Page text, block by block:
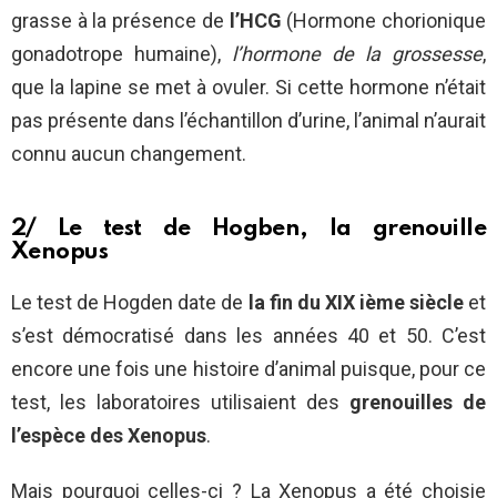
grasse à la présence de l’HCG (Hormone chorionique
gonadotrope humaine), l’hormone de la grossesse,
que la lapine se met à ovuler. Si cette hormone n’était
pas présente dans l’échantillon d’urine, l’animal n’aurait
connu aucun changement.
2/ Le test de Hogben, la grenouille
Xenopus
Le test de Hogden date de la fin du XIX ième siècleet
s’est démocratisé dans les années 40 et 50. C’est
encore une fois une histoire d’animal puisque, pour ce
test, les laboratoires utilisaient des grenouilles de
l’espèce des Xenopus.
Mais pourquoi celles-ci ? La Xenopus a été choisie